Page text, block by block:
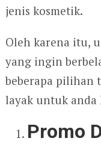
jenis kosmetik.
Oleh karena itu,
yang ingin
beberapa pilihan
layak untuk
Promo